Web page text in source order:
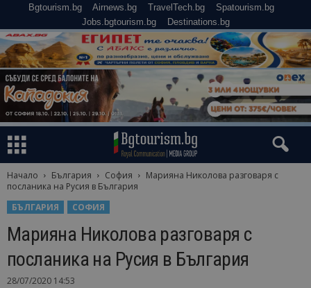
Bgtourism.bg Airnews.bg TravelTech.bg
Spatourism.bg
Jobs.bgtourism.bg
Destinations.bg
Начало България София
Марияна Николова разговаря с
посланика на Русия в България
БЪЛГАРИЯ
СОФИЯ
Марияна Николова разговаря с
посланика на Русия в България
28/07/2020 14:53